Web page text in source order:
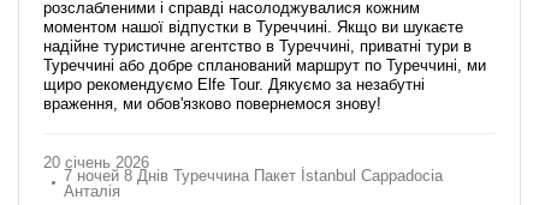
розслабленими і справді насолоджувалися кожним
моментом нашої відпустки в Туреччині. Якщо ви шукаєте
надійне туристичне агентство в Туреччині, приватні тури в
Туреччині або добре спланований маршрут по Туреччині, ми
щиро рекомендуємо Elfe Tour. Дякуємо за незабутні
враження, ми обов'язково повернемося знову!
20 січень 2026
7 ночей 8 Днів Туреччина Пакет İstanbul Cappadocia
Анталія